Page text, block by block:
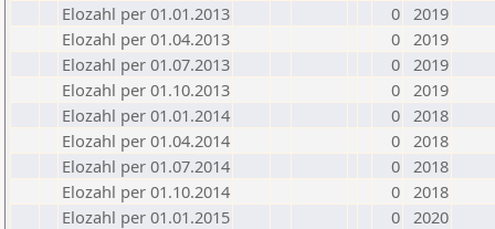
Elozahl per 01.01.2013
0 2019
Elozahl per 01.04.2013
0 2019
Elozahl per 01.07.2013
0 2019
Elozahl per 01.10.2013
0 2019
Elozahl per 01.01.2014
0 2018
Elozahl per 01.04.2014
0 2018
Elozahl per 01.07.2014
0 2018
Elozahl per 01.10.2014
0 2018
Elozahl per 01.01.2015
0 2020